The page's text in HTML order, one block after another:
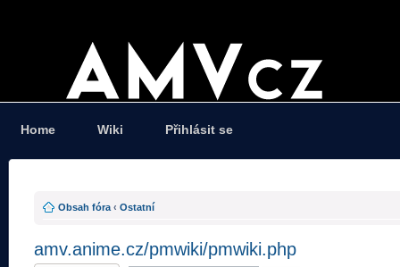
Home Wiki Přihlásit se
Obsah fóra ‹ Ostatní
amv.anime.cz/pmwiki/pmwiki.php